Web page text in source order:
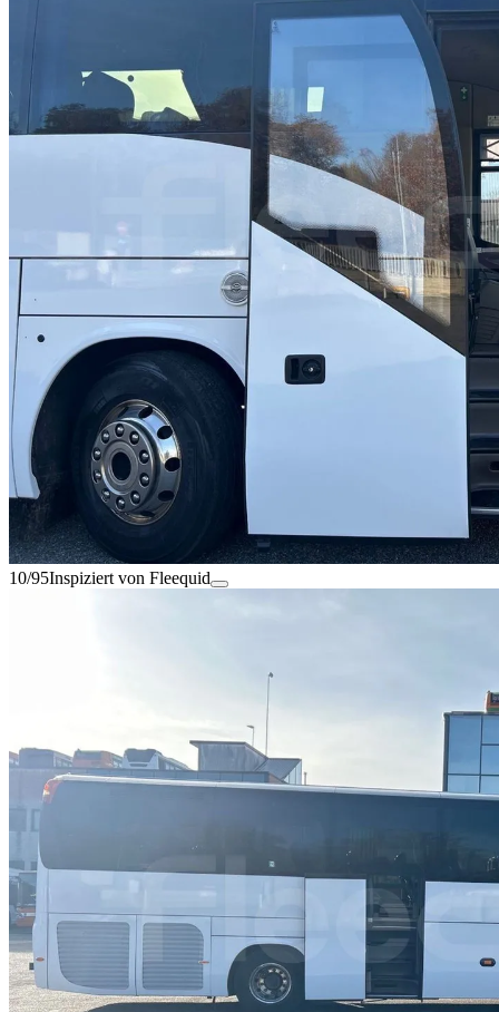
10/95Inspiziert von Fleequid